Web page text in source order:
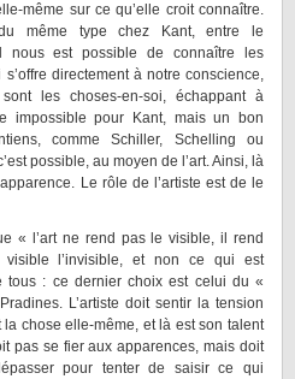
même sur ce qu’elle croit connaître.
même type chez Kant, entre le
nous est possible de connaître les
directement à notre conscience,
les choses-en-soi, échappant à
impossible pour Kant, mais un bon
comme Schiller, Schelling ou
possible, au moyen de l’art. Ainsi, là
Le rôle de l’artiste est de le
« l’art ne rend pas le visible, il rend
visible l’invisible, et non ce qui est
tous : ce dernier choix est celui du «
L’artiste doit sentir la tension
chose elle-même, et là est son talent
pas se fier aux apparences, mais doit
pour tenter de saisir ce qui